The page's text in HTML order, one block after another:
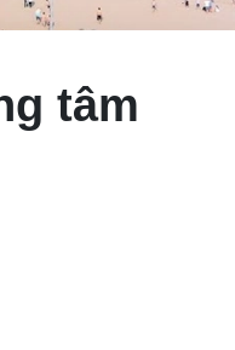
tâm